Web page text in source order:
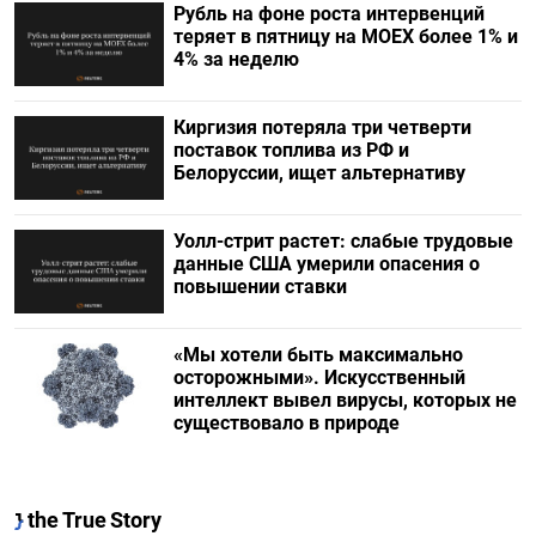
Рубль на фоне роста интервенций
теряет в пятницу на МОЕХ более 1% и
4% за неделю
Киргизия потеряла три четверти
поставок топлива из РФ и
Белоруссии, ищет альтернативу
Уолл-стрит растет: слабые трудовые
данные США умерили опасения о
повышении ставки
«Мы хотели быть максимально
осторожными». Искусственный
интеллект вывел вирусы, которых не
существовало в природе